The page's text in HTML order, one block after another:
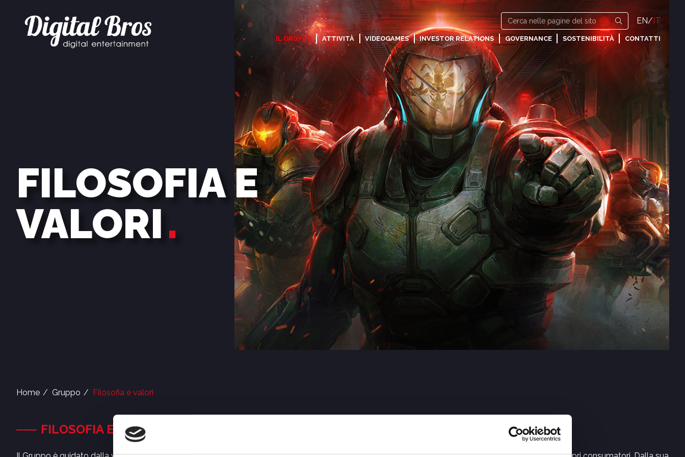
EN/IT
IL GRUPPO ATTIVITÀ VIDEOGAMES INVESTOR RELATIONS GOVERNANCE SOSTENIBILITÀ CONTATTI
FILOSOFIA E
VALORI
Home Gruppo Filosofia e valori
FILOSOFIA E VALORI